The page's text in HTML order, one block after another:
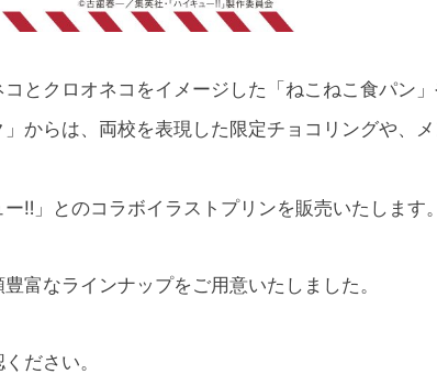
コとクロオネコをイメージした「ねこねこ食パン
」からは、両校を表現した限定チョコリングや
‼」とのコラボイラストプリンを販売いたします。
富なラインナップをご用意いたしました。
ださい。